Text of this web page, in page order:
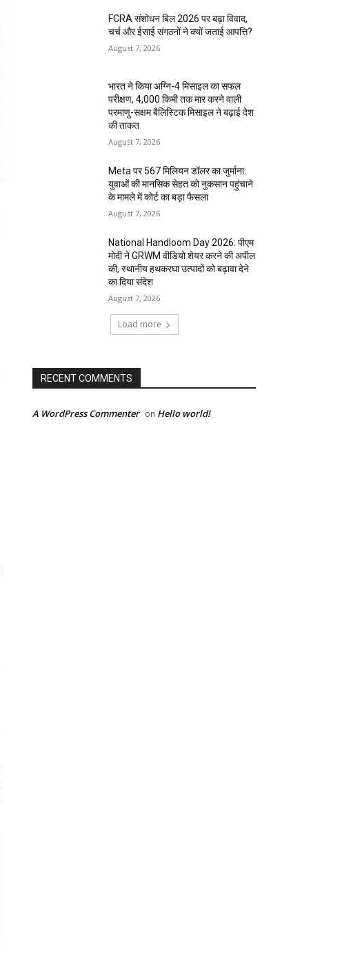
FCRA संशोधन बिल 2026 पर बढ़ा विवाद,
चर्च और ईसाई संगठनों ने क्यों जताई आपत्ति?
August 7, 2026
भारत ने किया अग्नि-4 मिसाइल का सफल
परीक्षण, 4,000 किमी तक मार करने वाली
परमाणु-सक्षम बैलिस्टिक मिसाइल ने बढ़ाई देश
की ताकत
August 7, 2026
Meta पर 567 मिलियन डॉलर का जुर्माना:
युवाओं की मानसिक सेहत को नुकसान पहुंचाने
के मामले में कोर्ट का बड़ा फैसला
August 7, 2026
National Handloom Day 2026: पीएम
मोदी ने GRWM वीडियो शेयर करने की अपील
की, स्थानीय हथकरघा उत्पादों को बढ़ावा देने
का दिया संदेश
August 7, 2026
Load more
RECENT COMMENTS
A WordPress Commenter on Hello world!